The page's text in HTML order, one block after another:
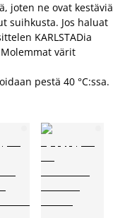
joten ne ovat kestäviä
suihkusta. Jos haluat
KARLSTADia
värit
pestä 40 °C:ssa.